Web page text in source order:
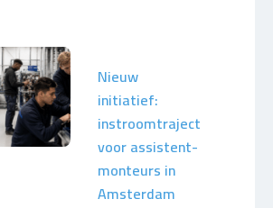
Nieuw
initiatief:
instroomtraject
voor assistent-
monteurs in
Amsterdam